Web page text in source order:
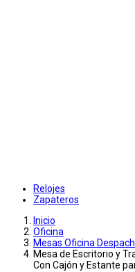
Relojes
Zapateros
Inicio
Oficina
Mesas Oficina
Mesa de Escritorio y
Con Cajón y Estante